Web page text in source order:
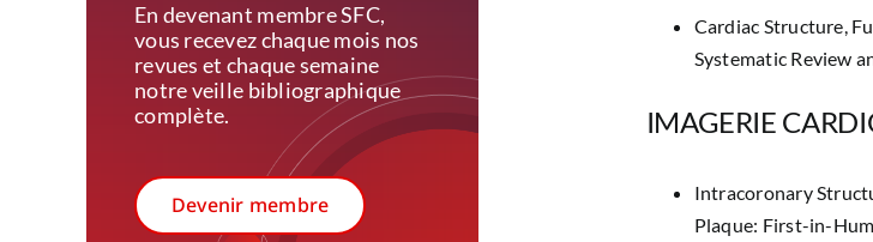
En devenant membre SFC,
vous recevez chaque mois nos
revues et chaque semaine
notre veille bibliographique
complète.
Devenir membre
Cardiac Structure,
Systematic Review
IMAGERIE
Intracoronary
Plaque: First-in-